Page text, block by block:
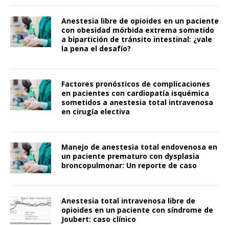
Anestesia libre de opioides en un paciente
con obesidad mórbida extrema sometido
a bipartición de tránsito intestinal: ¿vale
la pena el desafío?
Factores pronósticos de complicaciones
en pacientes con cardiopatía isquémica
sometidos a anestesia total intravenosa
en cirugía electiva
Manejo de anestesia total endovenosa en
un paciente prematuro con dysplasia
broncopulmonar: Un reporte de caso
Anestesia total intravenosa libre de
opioides en un paciente con síndrome de
Joubert: caso clínico